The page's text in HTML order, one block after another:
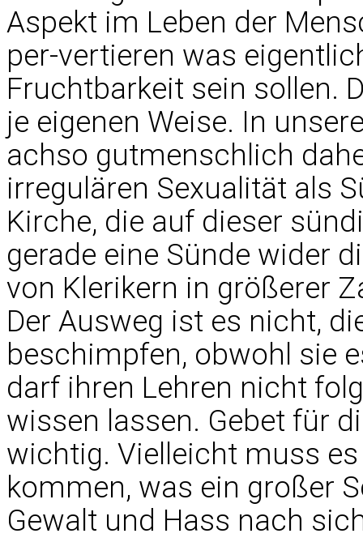
Aspekt im Leben der
per-vertieren was
Fruchtbarkeit sein sollen.
je eigenen Weise. In
achso gutmenschlich
irregulären Sexualität als
Kirche, die auf dieser
gerade eine Sünde wider
von Klerikern in größerer
Der Ausweg ist es nicht,
beschimpfen, obwohl sie
darf ihren Lehren nicht
wissen lassen. Gebet für
wichtig. Vielleicht muss
kommen, was ein großer
Gewalt und Hass nach